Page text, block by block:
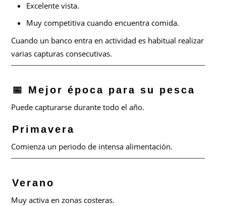
Excelente vista.
Muy competitiva cuando encuentra comida.
Cuando un banco entra en actividad es habitual realizar
varias capturas consecutivas.
📅 Mejor época para su pesca
Puede capturarse durante todo el año.
Primavera
Comienza un periodo de intensa alimentación.
Verano
Muy activa en zonas costeras.